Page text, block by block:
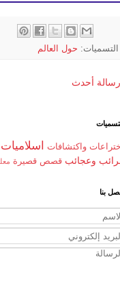
التسميات: حول العالم
رسالة أحدث
واكتشافات اسلاميات
وعجائب قصص قصيرة
بنا